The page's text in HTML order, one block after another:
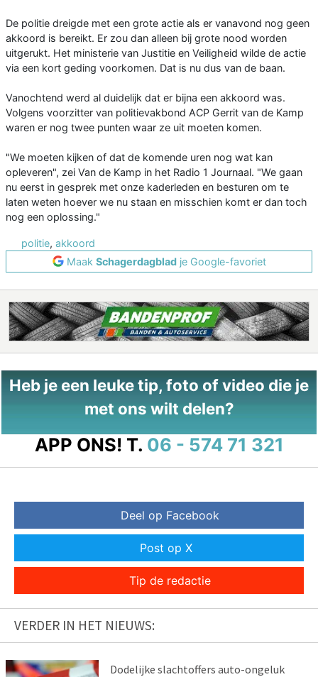
De politie dreigde met een grote actie als er vanavond nog geen
akkoord is bereikt. Er zou dan alleen bij grote nood worden
uitgerukt. Het ministerie van Justitie en Veiligheid wilde de actie
via een kort geding voorkomen. Dat is nu dus van de baan.
Vanochtend werd al duidelijk dat er bijna een akkoord was.
Volgens voorzitter van politievakbond ACP Gerrit van de Kamp
waren er nog twee punten waar ze uit moeten komen.
"We moeten kijken of dat de komende uren nog wat kan
opleveren", zei Van de Kamp in het Radio 1 Journaal. "We gaan
nu eerst in gesprek met onze kaderleden en besturen om te
laten weten hoever we nu staan en misschien komt er dan toch
nog een oplossing."
politie, akkoord
Maak Schagerdagbladje Google-favoriet
Heb je een leuke tip, foto of video die je
met ons wilt delen?
APP ONS! T. 06 - 574 71 321
Deel op Facebook
Post op X
Tip de redactie
VERDER IN HET NIEUWS:
Dodelijke slachtoffers auto-ongeluk